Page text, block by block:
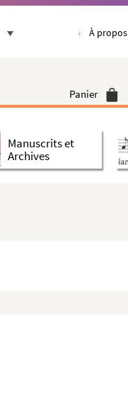
À propos
Panier
Manuscrits et
Archives